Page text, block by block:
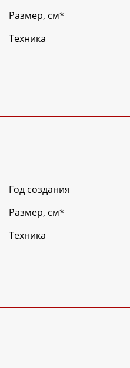
Размер, см*
Техника
Год создания
Размер, см*
Техника